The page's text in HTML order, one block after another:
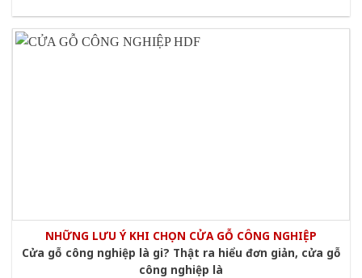
NHỮNG LƯU Ý KHI CHỌN CỬA GỖ CÔNG NGHIỆP
Cửa gỗ công nghiệp là gi? Thật ra hiểu đơn giản, cửa gỗ
công nghiệp là